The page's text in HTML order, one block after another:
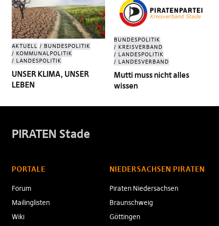
AKTUELL
BUNDESPOLITIK
KOMMUNALPOLITIK
LANDESPOLITIK
UNSER KLIMA, UNSER
LEBEN
BUNDESPOLITIK
KREISVERBAND
LANDESPOLITIK
LANDESVERBAND
Mutti muss nicht alles
wissen
PIRATEN Stade
PORTALE
Forum
Mailinglisten
Wiki
NIEDERSACHSEN PIRATEN
Piraten Niedersachsen
Braunschweig
Göttingen